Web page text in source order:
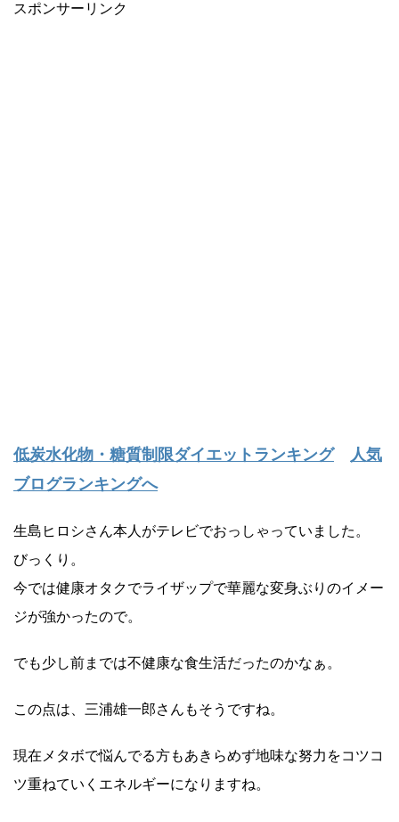
スポンサーリンク
低炭水化物・糖質制限ダイエットランキング
人気
ブログランキングへ
生島ヒロシさん本人がテレビでおっしゃっていました。
びっくり。
今では健康オタクでライザップで華麗な変身ぶりのイメー
ジが強かったので。
でも少し前までは不健康な食生活だったのかなぁ。
この点は、三浦雄一郎さんもそうですね。
現在メタボで悩んでる方もあきらめず地味な努力をコツコ
ツ重ねていくエネルギーになりますね。